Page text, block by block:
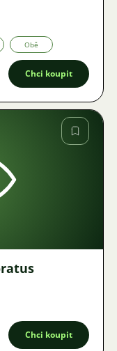
Obě
Chci koupit
Chci koupit